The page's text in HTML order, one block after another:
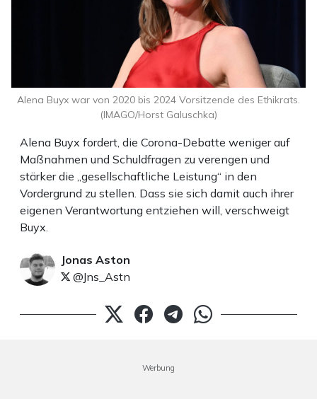
Alena Buyx fordert, die Corona-Debatte weniger auf
Maßnahmen und Schuldfragen zu verengen und
stärker die „gesellschaftliche Leistung“ in den
Vordergrund zu stellen. Dass sie sich damit auch ihrer
eigenen Verantwortung entziehen will, verschweigt
Buyx.
Jonas Aston
@Jns_Astn
Alena Buyx war von 2020 bis 2024 Vorsitzende des Ethikrats.
(IMAGO/Horst Galuschka)
Werbung